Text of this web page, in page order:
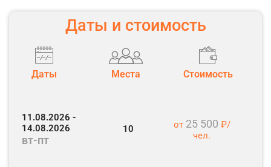
Даты и стоимость
Даты Места Стоимость
11.08.2026 -
14.08.2026
вт-пт
10 от 25 500 ₽/
чел.